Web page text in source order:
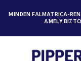
MINDEN FALMATRICA-
AMELY